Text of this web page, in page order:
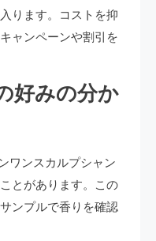
ります。コストを抑
ャンペーンや割引を
好みの分か
ワンスカルプシャン
とがあります。この
ンプルで香りを確認